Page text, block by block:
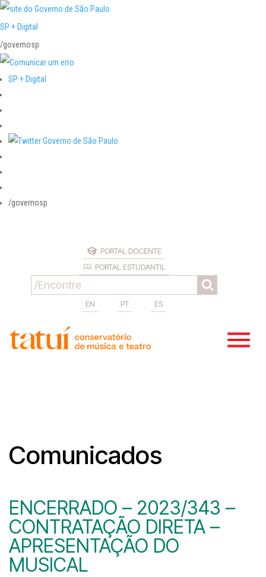
SP + Digital
/governosp
SP + Digital
/governosp
PORTAL DOCENTE
PORTAL ESTUDANTIL
EN PT ES
Comunicados
ENCERRADO – 2023/343 –
CONTRATAÇÃO DIRETA –
APRESENTAÇÃO DO
MUSICAL